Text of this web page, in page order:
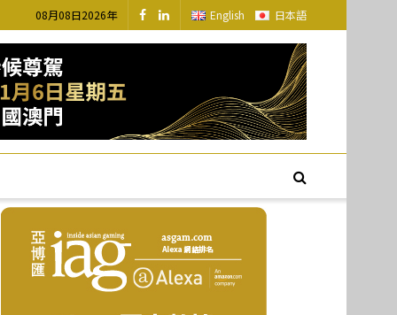
08月08日2026年 English 日本語